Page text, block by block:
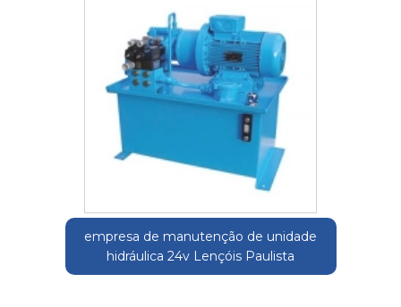
empresa de manutenção de unidade
hidráulica 24v Lençóis Paulista